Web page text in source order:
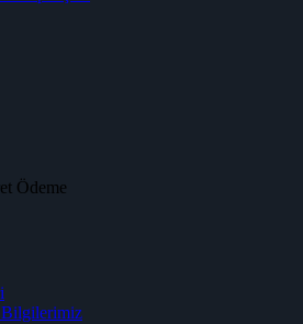
Bilgilerimiz